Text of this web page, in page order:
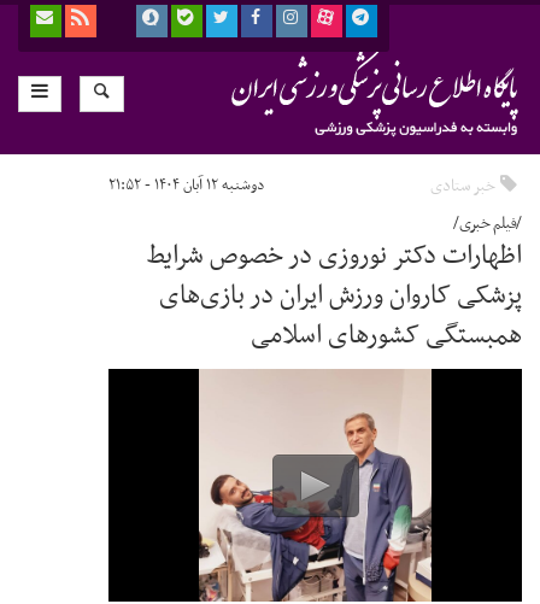
خبر ستادی دوشنبه ۱۲ آبان ۱۴۰۴ - ۲۱:۵۲
/فیلم خبری/
اظهارات دکتر نوروزی در خصوص شرایط
پزشکی کاروان ورزش ایران در بازی‌های
همبستگی کشورهای اسلامی